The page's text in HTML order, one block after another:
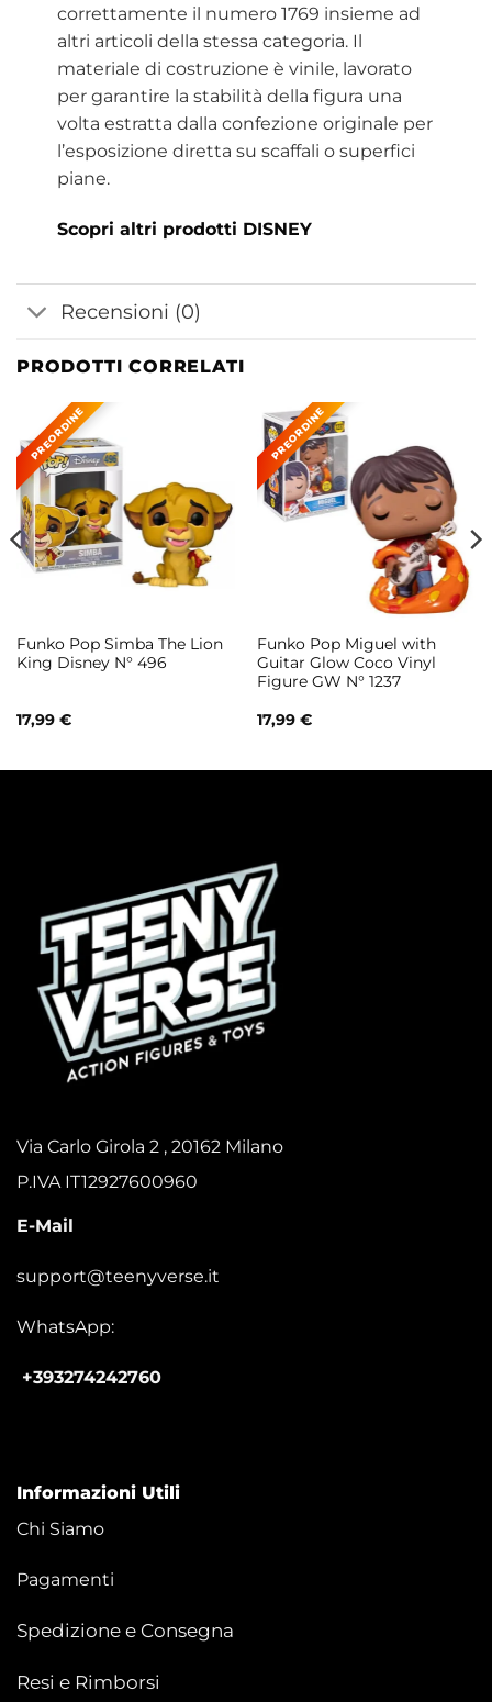
correttamente il numero 1769 insieme ad
altri articoli della stessa categoria. Il
materiale di costruzione è vinile, lavorato
per garantire la stabilità della figura una
volta estratta dalla confezione originale per
l’esposizione diretta su scaffali o superfici
piane.
Scopri altri prodotti DISNEY
Recensioni (0)
PRODOTTI CORRELATI
Funko Pop Simba The Lion
King Disney N° 496
17,99 €
Funko Pop Miguel with
Guitar Glow Coco Vinyl
Figure GW N° 1237
17,99 €
Via Carlo Girola 2 , 20162 Milano
P.IVA IT12927600960
E-Mail
support@teenyverse.it
WhatsApp:
+393274242760
Informazioni Utili
Chi Siamo
Pagamenti
Spedizione e Consegna
Resi e Rimborsi